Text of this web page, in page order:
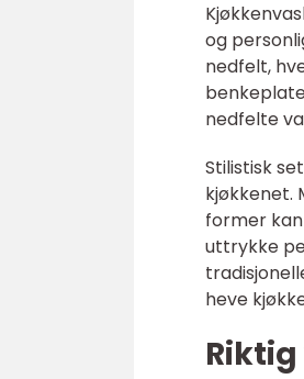
og
nedfelt,
nedfelte
Stilistisk
kjøkkenet.
former
uttrykke
heve